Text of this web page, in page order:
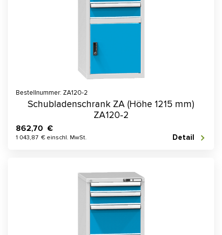
Bestellnummer: ZA120-2
Schubladenschrank ZA (Höhe 1215 mm)
ZA120-2
862,70 €
1 043,87 € einschl. MwSt. Detail